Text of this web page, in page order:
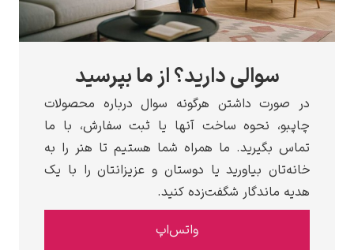
دارید؟ از ما بپرسید
داشتن هرگونه سوال درباره محصولات
نحوه ساخت آنها یا ثبت سفارش، با ما
ما همراه شما هستیم تا هنر را به
بیاورید یا دوستان و عزیزانتان را با یک
شگفت‌زده کنید.